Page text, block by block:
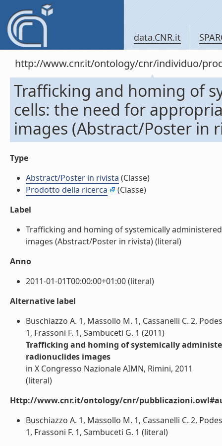
data.CNR.it
http://www.cnr.it/ontology/cnr/individuo/
Trafficking and homing of
cells: the need for
images (Abstract/Poster in
Type
Abstract/Poster in rivista (Classe)
Prodotto della ricerca
(Classe)
Label
Trafficking and homing of systemically
images (Abstract/Poster in rivista) (literal)
Anno
2011-01-01T00:00:00+01:00 (literal)
Alternative label
Buschiazzo A. 1, Massollo M. 1, Cassanelli C. 2,
1, Frassoni F. 1, Sambuceti G. 1 (2011)
Trafficking and homing of systemically
radionuclides images
in X Congresso Nazionale AIMN, Rimini, 2011
(literal)
Http://www.cnr.it/ontology/cnr/
Buschiazzo A. 1, Massollo M. 1, Cassanelli C. 2,
1, Frassoni F. 1, Sambuceti G. 1 (literal)